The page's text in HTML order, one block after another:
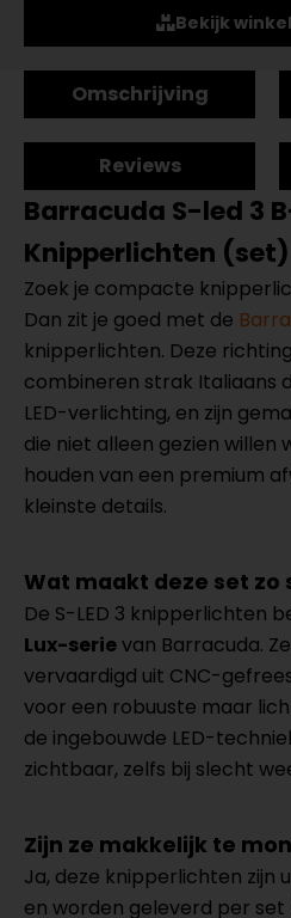
Bekijk
Omschrijving
Reviews
Barracuda S-led 3
Knipperlichten (set)
Zoek je compacte
Dan zit je goed met de
knipperlichten. Deze
combineren strak Italiaans
LED-verlichting, en zijn
die niet alleen gezien willen
houden van een premium
kleinste details.
Wat maakt deze set zo
De S-LED 3 knipperlichten
Lux-serievan Barracuda.
vervaardigd uit CNC-
voor een robuuste maar
de ingebouwde LED-
zichtbaar, zelfs bij slecht
Zijn ze makkelijk te
Ja, deze knipperlichten zijn
en worden geleverd per